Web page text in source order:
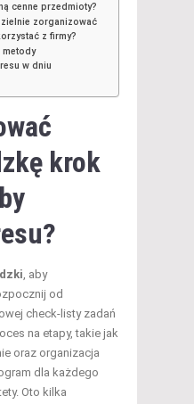
cenne przedmioty?
zorganizować
z firmy?
metody
w dniu
krok
, aby
od
check-listy zadań
na etapy, takie jak
oraz organizacja
dla każdego
Oto kilka